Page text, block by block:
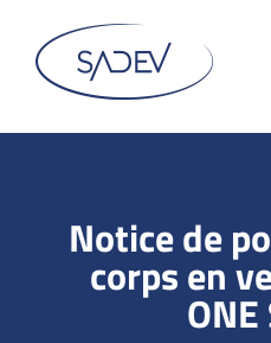
Notice de
corps en
ONE